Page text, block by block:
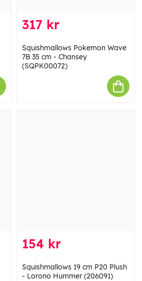
317 kr
Squishmallows Pokemon Wave
7B 35 cm - Chansey
(SQPK00072)
154 kr
Squishmallows 19 cm P20 Plush
- Lorono Hummer (206091)